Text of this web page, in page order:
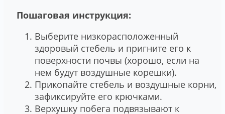
Пошаговая инструкция:
Выберите низкорасположенный
здоровый стебель и пригните его к
поверхности почвы (хорошо, если на
нем будут воздушные корешки).
Прикопайте стебель и воздушные корни,
зафиксируйте его крючками.
Верхушку побега подвязывают к